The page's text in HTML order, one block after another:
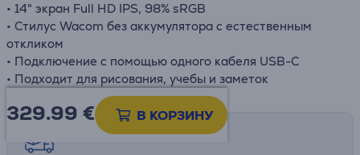
• 14" экран Full HD IPS, 98% sRGB
• Стилус Wacom без аккумулятора с естественным
откликом
• Подключение с помощью одного кабеля USB-C
• Подходит для рисования, учебы и заметок
329.99 € В КОРЗИНУ
Возможности доставки